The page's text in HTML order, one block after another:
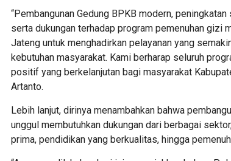
“Pembangunan Gedung BPKB modern,
serta dukungan terhadap program pemenuhan gizi
Jateng untuk menghadirkan pelayanan yang
kebutuhan masyarakat. Kami berharap seluruh
positif yang berkelanjutan bagi masyarakat
Artanto.
Lebih lanjut, dirinya menambahkan bahwa
unggul membutuhkan dukungan dari berbagai
prima, pendidikan yang berkualitas, hingga